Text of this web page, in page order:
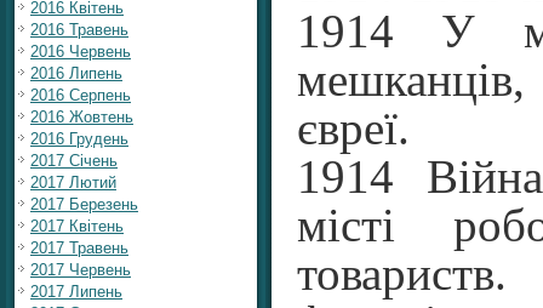
2016 Квітень
2016 Травень
2016 Червень
2016 Липень
2016 Серпень
2016 Жовтень
2016 Грудень
2017 Січень
2017 Лютий
2017 Березень
2017 Квітень
2017 Травень
2017 Червень
2017 Липень
1914 У
євреї.
1914
місті